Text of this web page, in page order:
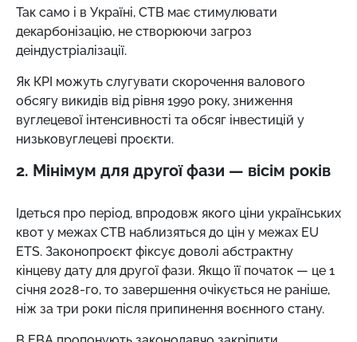
Так само і в Україні, СТВ має стимулювати
декарбонізацію, не створюючи загроз
деіндустріалізації.
Як КРІ можуть слугувати скорочення валового
обсягу викидів від рівня 1990 року, зниження
вуглецевої інтенсивності та обсяг інвестицій у
низьковуглецеві проєкти.
2. Мінімум для другої фази — вісім років
Ідеться про період, впродовж якого ціни українських
квот у межах СТВ наблизяться до цін у межах EU
ETS. Законопроєкт фіксує доволі абстрактну
кінцеву дату для другої фази. Якщо її початок — це 1
січня 2028-го, то завершення очікується не раніше,
ніж за три роки після припинення воєнного стану.